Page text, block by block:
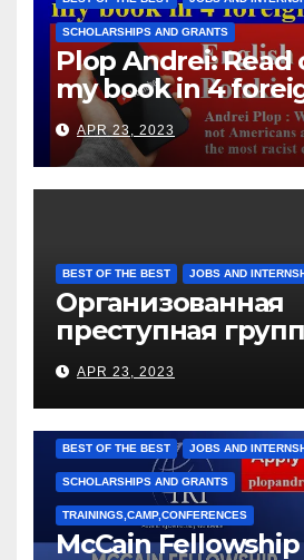
SCHOLARSHIPS AND GRANTS
Plop Andrei: Read
my book in 4
languages
APR 23, 2023
BEST OF THE BEST JOBS AND
Организованная
преступная
под
Рижкова (Ryzhkov
Марии
APR 23, 2023
BEST OF THE BEST JOBS AND
SCHOLARSHIPS AND GRANTS
TRAININGS,CAMP,CONFERENCES
McCain